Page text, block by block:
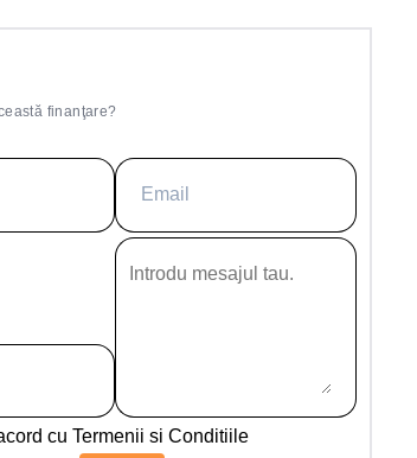
finanţare?
cuTermenii si Conditiile